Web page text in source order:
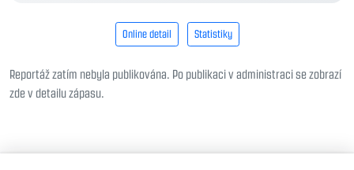
Online detail Statistiky
Reportáž zatím nebyla publikována. Po publikaci v administraci se zobrazí
zde v detailu zápasu.